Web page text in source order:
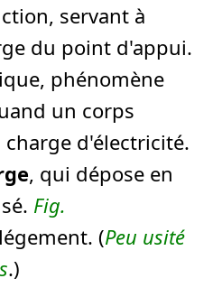
servant à
du point d'appui.
phénomène
un corps
d'électricité.
, qui dépose en
Fig.
(Peu usité
.)